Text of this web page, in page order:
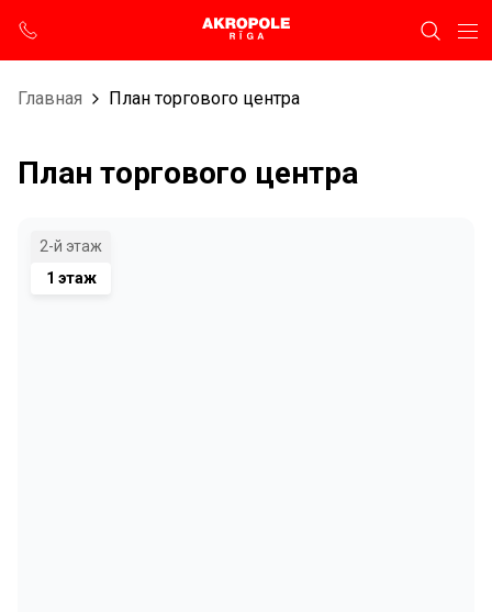
Главная План торгового центра
План торгового центра